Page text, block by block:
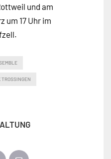
und am
um 17 Uhr im
TROSSINGEN